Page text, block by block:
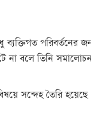
পরিবর্তনের
না বলে তিনি
সন্দেহ তৈরি